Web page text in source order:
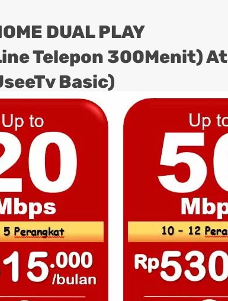
DUAL PLAY
Telepon 300Menit)
Basic)